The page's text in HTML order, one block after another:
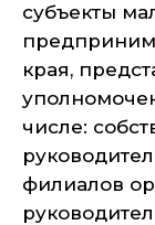
субъекты
края,
числе:
филиалов